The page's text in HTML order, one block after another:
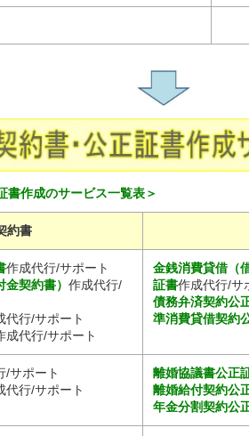
書作成のサービス一覧表＞
約書
作成代行/サポート
金契約書）作成代行/
代行/サポート
成代行/サポート
金銭消費貸借（
証書作成代行/サ
債務弁済契約公
準消費貸借契約
/サポート
代行/サポート
離婚協議書公正
離婚給付契約公
年金分割契約公